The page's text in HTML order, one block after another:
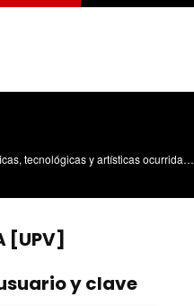
Divulgación de las actividades científicas, tecnológicas y artísticas ocurridas en los tres campus de la UPV